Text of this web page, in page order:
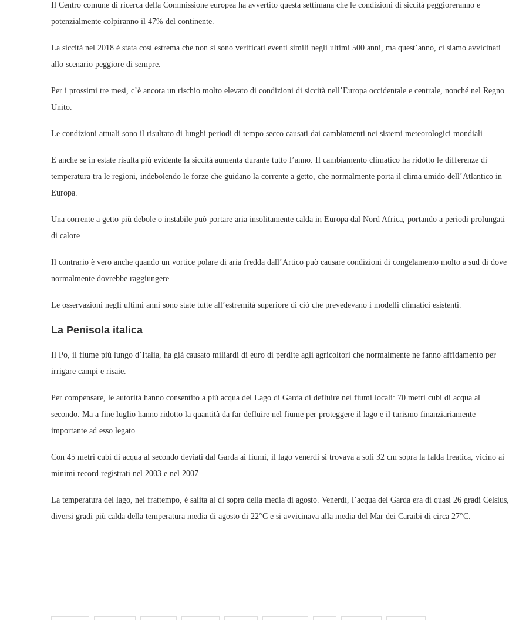
Il Centro comune di ricerca della Commissione europea ha avvertito questa settimana che le condizioni di siccità peggioreranno e
potenzialmente colpiranno il 47% del continente.
La siccità nel 2018 è stata così estrema che non si sono verificati eventi simili negli ultimi 500 anni, ma quest’anno, ci siamo avvicinati
allo scenario peggiore di sempre.
Per i prossimi tre mesi, c’è ancora un rischio molto elevato di condizioni di siccità nell’Europa occidentale e centrale, nonché nel Regno
Unito.
Le condizioni attuali sono il risultato di lunghi periodi di tempo secco causati dai cambiamenti nei sistemi meteorologici mondiali.
E anche se in estate risulta più evidente la siccità aumenta durante tutto l’anno. Il cambiamento climatico ha ridotto le differenze di
temperatura tra le regioni, indebolendo le forze che guidano la corrente a getto, che normalmente porta il clima umido dell’Atlantico in
Europa.
Una corrente a getto più debole o instabile può portare aria insolitamente calda in Europa dal Nord Africa, portando a periodi prolungati
di calore.
Il contrario è vero anche quando un vortice polare di aria fredda dall’Artico può causare condizioni di congelamento molto a sud di dove
normalmente dovrebbe raggiungere.
Le osservazioni negli ultimi anni sono state tutte all’estremità superiore di ciò che prevedevano i modelli climatici esistenti.
La Penisola italica
Il Po, il fiume più lungo d’Italia, ha già causato miliardi di euro di perdite agli agricoltori che normalmente ne fanno affidamento per
irrigare campi e risaie.
Per compensare, le autorità hanno consentito a più acqua del Lago di Garda di defluire nei fiumi locali: 70 metri cubi di acqua al
secondo. Ma a fine luglio hanno ridotto la quantità da far defluire nel fiume per proteggere il lago e il turismo finanziariamente
importante ad esso legato.
Con 45 metri cubi di acqua al secondo deviati dal Garda ai fiumi, il lago venerdì si trovava a soli 32 cm sopra la falda freatica, vicino ai
minimi record registrati nel 2003 e nel 2007.
La temperatura del lago, nel frattempo, è salita al di sopra della media di agosto. Venerdì, l’acqua del Garda era di quasi 26 gradi Celsius,
diversi gradi più calda della temperatura media di agosto di 22°C e si avvicinava alla media del Mar dei Caraibi di circa 27°C.